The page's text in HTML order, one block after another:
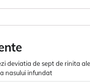
deviatia de sept de rinita
nasului infundat